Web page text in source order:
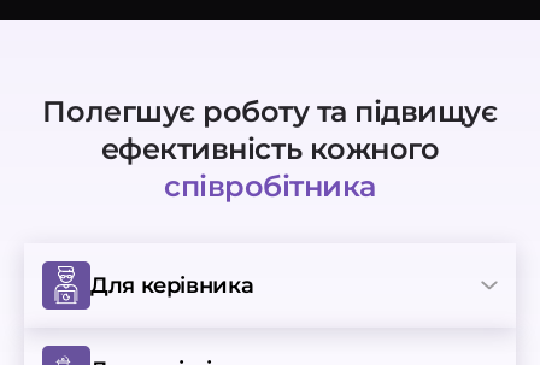
Полегшує роботу та підвищує
ефективність кожного
співробітника
Для керівника